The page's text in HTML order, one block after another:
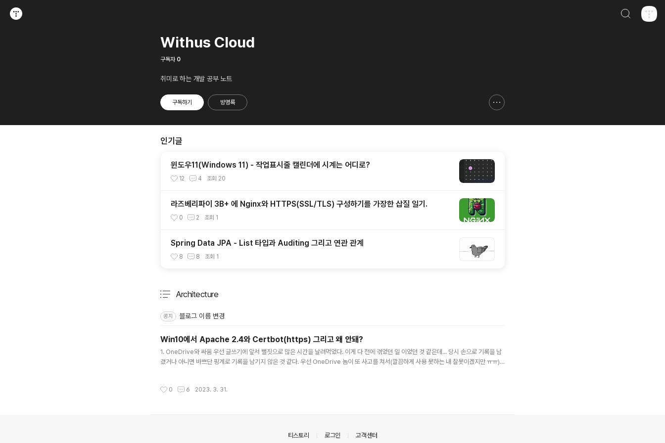
Withus Cloud
구독자 0
취미로 하는 개발 공부 노트
구독하기 방명록
인기글
윈도우11(Windows 11) - 작업표시줄 캘린더에 시계는 어디로?
12 4 조회 20
라즈베리파이 3B+ 에 Nginx와 HTTPS(SSL/TLS) 구성하기를 가장한 삽질 일기.
0 2 조회 1
Spring Data JPA - List 타입과 Auditing 그리고 연관 관계
8 8 조회 1
Architecture
공지 블로그 이름 변경
Win10에서 Apache 2.4와 Certbot(https) 그리고 왜 안돼?
1. OneDrive와 싸움 우선 글쓰기에 앞서 뻘짓으로 많은 시간을 날려먹었다. 이게 다 전에 겪었던 일 이었던 것 같은데... 당시 손으로 기록을 남
겼거나 아니면 바쁘단 핑계로 기록을 남기지 않은 것 같다. 우선 OneDrive 놈이 또 사고를 쳐서(깔끔하게 사용 못하는 내 잘못이겠지만 ㅠㅠ)
있었는데. 로그아웃을 해두고 나왔음에도 뭔가의 이유로 다시 붙은 것 같다. 그러면서 OneDrive가 뭘 또 업데이트 한게..
0 6 2023. 3. 31.
티스토리 로그인 고객센터